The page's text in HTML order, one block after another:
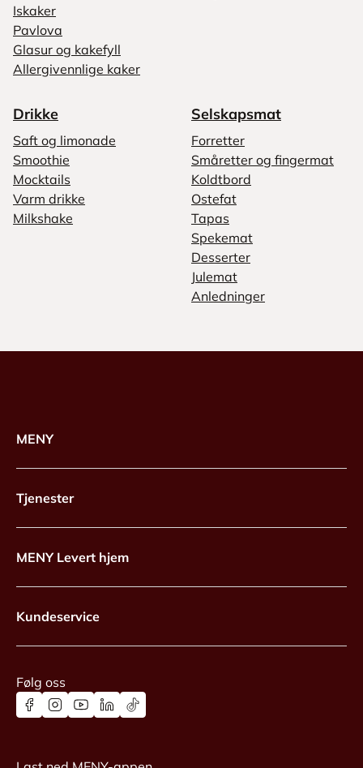
Iskaker
Pavlova
Glasur og kakefyll
Allergivennlige kaker
Drikke
Saft og limonade
Smoothie
Mocktails
Varm drikke
Milkshake
Selskapsmat
Forretter
Småretter og fingermat
Koldtbord
Ostefat
Tapas
Spekemat
Desserter
Julemat
Anledninger
MENY
Tjenester
MENY Levert hjem
Kundeservice
Følg oss